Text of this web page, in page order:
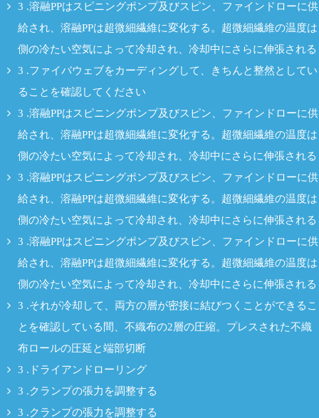
3 .溶融PPはスピニングポンプ及びスピン、ファインドローに供
給され、溶融PPは超微細繊維に変化する。超微細繊維の温度は
側の冷たい空気によって冷却され、冷却中にさらに伸張される
3 .ファイバウェブをカーディングして、きちんと整然としてい
ることを確認してください
3 .溶融PPはスピニングポンプ及びスピン、ファインドローに供
給され、溶融PPは超微細繊維に変化する。超微細繊維の温度は
側の冷たい空気によって冷却され、冷却中にさらに伸張される
3 .溶融PPはスピニングポンプ及びスピン、ファインドローに供
給され、溶融PPは超微細繊維に変化する。超微細繊維の温度は
側の冷たい空気によって冷却され、冷却中にさらに伸張される
3 .溶融PPはスピニングポンプ及びスピン、ファインドローに供
給され、溶融PPは超微細繊維に変化する。超微細繊維の温度は
側の冷たい空気によって冷却され、冷却中にさらに伸張される
3 .それが冷却して、両方の層が密接に結びつくことができるこ
とを確認している間、不織布の2層の圧縮。プレスされた不織
布ロールの圧延と端部切断
3 .ドライアンドローリング
3 .クランプの張力を調整する
3 .クランプの張力を調整する